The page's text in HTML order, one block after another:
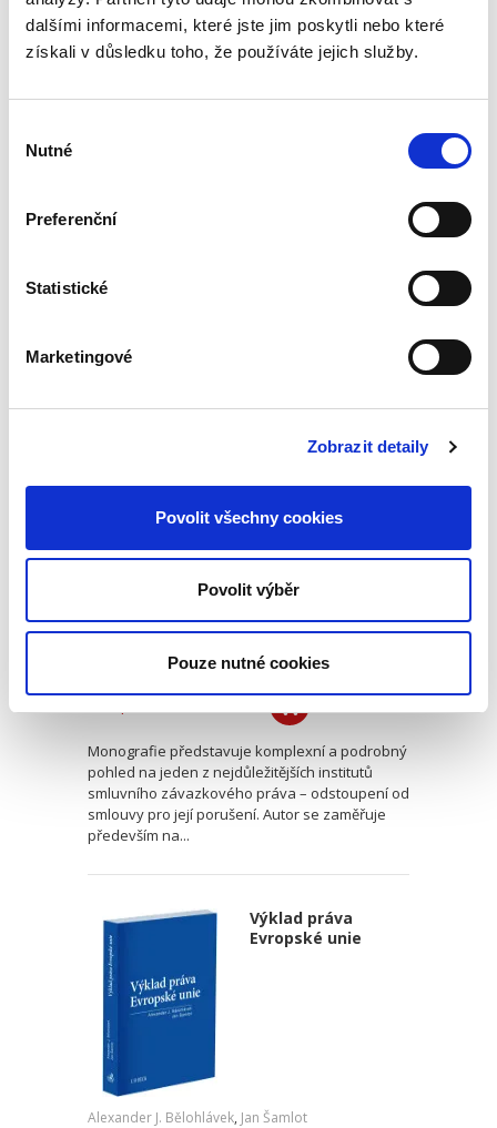
dalšími informacemi, které jste jim poskytli nebo které
získali v důsledku toho, že používáte jejich služby.
souhlasu
Nutné
Preferenční
Statistické
Marketingové
Zobrazit detaily
Povolit všechny cookies
Povolit výběr
Pouze nutné cookies
vědění o právně
významných
okolnostech
osobám
Soukromé právo v řadě případů váže právní
která spojuje vznik, změnu či zánik práv a
Odstoupení od
Dominik Skočovský
550,00 Kč
Monografie představuje komplexní a podrobný
pohled na jeden z nejdůležitějších institutů
smluvního závazkového práva – odstoupení od
smlouvy pro její porušení. Autor se zaměřuje
především na...
Výklad práva
Evropské unie
Alexander J. Bělohlávek, Jan Šamlot